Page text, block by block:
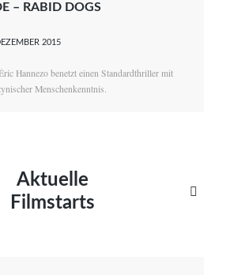
– RABID DOGS
2015
Hannezo benetzt einen Standardthriller mit
Menschenkenntnis.
Aktuelle
Filmstarts
